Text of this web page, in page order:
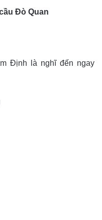
Đò Quan
Định là nghĩ đến ngay